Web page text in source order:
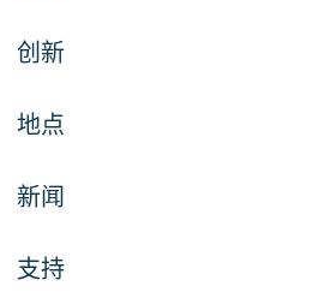
创新
地点
新闻
支持